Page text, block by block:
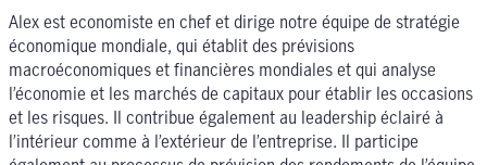
Alex est economiste en chef et dirige notre équipe de stratégie
économique mondiale, qui établit des prévisions
macroéconomiques et financières mondiales et qui analyse
l’économie et les marchés de capitaux pour établir les occasions
et les risques. Il contribue également au leadership éclairé à
l’intérieur comme à l’extérieur de l’entreprise. Il participe